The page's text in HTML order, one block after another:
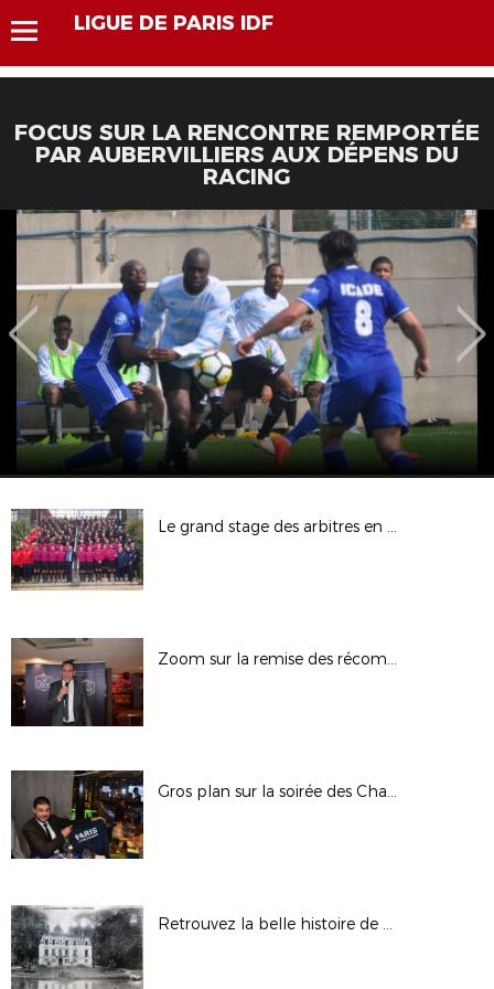
LIGUE DE PARIS IDF
FOCUS SUR LA RENCONTRE REMPORTÉE
PAR AUBERVILLIERS AUX DÉPENS DU
RACING
Le grand stage des arbitres en images
Zoom sur la remise des récompenses
Gros plan sur la soirée des Champions
Retrouvez la belle histoire de Morfondé en photos